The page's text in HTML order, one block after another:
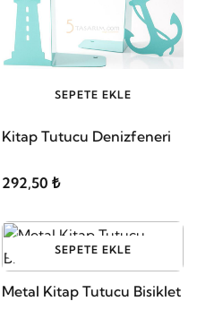
SEPETE EKLE
Kitap Tutucu Denizfeneri
292,50 ₺
SEPETE EKLE
Metal Kitap Tutucu Bisiklet